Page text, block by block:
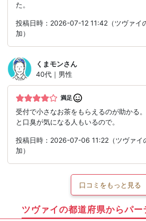
た。
投稿日時：2026-07-12 11:42（ツヴァイ
加）
くまモンさん
40代｜男性
満足
受付で小さなお茶をもらえるのが助かる
と口臭が気になる人もいるので。
投稿日時：2026-07-06 11:22（ツヴァイ
加）
口コミをもっと見る
ツヴァイの都道府県からパー